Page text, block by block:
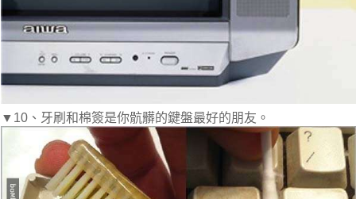
▼10、牙刷和棉簽是你骯髒的鍵盤最好的朋友。